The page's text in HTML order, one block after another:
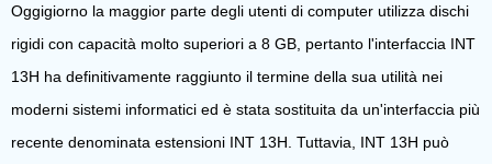
Oggigiorno la maggior parte degli utenti di computer utilizza dischi
rigidi con capacità molto superiori a 8 GB, pertanto l'interfaccia INT
13H ha definitivamente raggiunto il termine della sua utilità nei
moderni sistemi informatici ed è stata sostituita da un'interfaccia più
recente denominata estensioni INT 13H. Tuttavia, INT 13H può